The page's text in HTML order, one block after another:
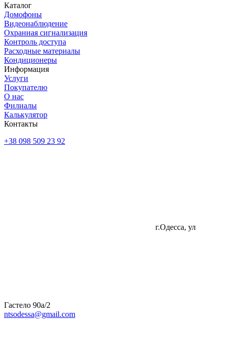
Каталог
Домофоны
Видеонаблюдение
Охранная сигнализация
Контроль доступа
Расходные материалы
Кондиционеры
Информация
Услуги
Покупателю
О нас
Филиалы
Калькулятор
Контакты
+38 098 509 23 92
г.Одесса, ул
Гастело 90а/2
ntsodessa@gmail.com